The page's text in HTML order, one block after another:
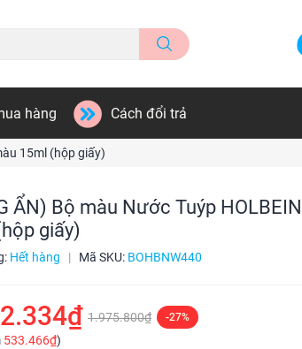
hàng Cách đổi trả
15ml (hộp giấy)
ẨN) Bộ màu Nước Tuýp
giấy)
Hết hàng | Mã SKU: BOHBNW440
1.975.800₫ -27%
533.466₫)